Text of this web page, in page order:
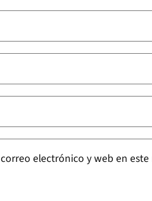
electrónico y web en